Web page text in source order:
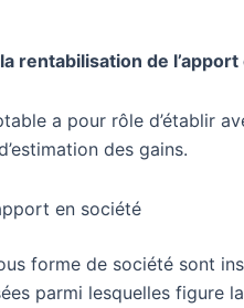
rentabilisation de
a pour rôle d’établir
des gains.
en société
forme de société sont
parmi lesquelles figure la